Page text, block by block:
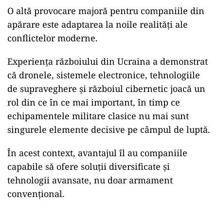
O altă provocare majoră pentru companiile din
apărare este adaptarea la noile realități ale
conflictelor moderne.
Experiența războiului din Ucraina a demonstrat
că dronele, sistemele electronice, tehnologiile
de supraveghere și războiul cibernetic joacă un
rol din ce în ce mai important, în timp ce
echipamentele militare clasice nu mai sunt
singurele elemente decisive pe câmpul de luptă.
În acest context, avantajul îl au companiile
capabile să ofere soluții diversificate și
tehnologii avansate, nu doar armament
convențional.